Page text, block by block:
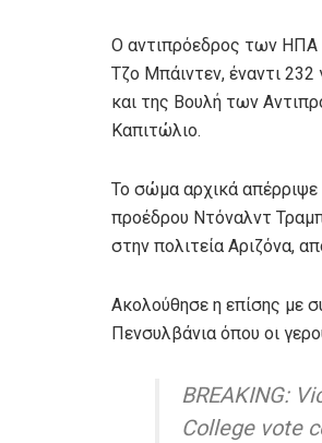
Ο αντιπρόεδρος των ΗΠΑ
Τζο Μπάιντεν, έναντι 232
και της Βουλή των
Καπιτώλιο.
Το σώμα αρχικά
προέδρου Ντόναλντ
στην πολιτεία Αριζόνα,
Ακολούθησε η επίσης με
Πενσυλβάνια όπου οι
BREAKING:
College vote